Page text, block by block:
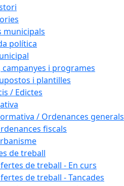
municipals
política
campanyes i programes
i plantilles
/ Edictes
/ Ordenances generals
fiscals
de treball
de treball - En curs
de treball - Tancades